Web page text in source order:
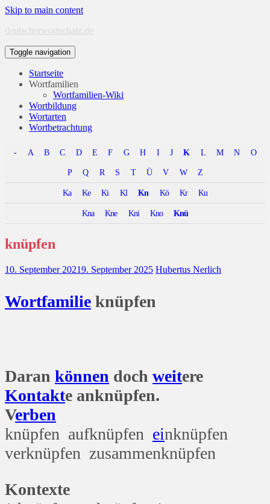
Skip to main content
deutscherwortschatz.de
Toggle navigation
Startseite
Wortfamilien
Wortfamilien-Wiki
Wortbildung
Wortarten
Wortbetrachtung
- A B C D E F G H I J K L M N O
P Q R S T Ü V W Z
Ka Ke Ki Kl Kn Kö Kr Ku
Kna Kne Kni Kno Knü
knüpfen
10. September 20219. September 2025 Hubertus Nerlich
Wortfamilie knüpfen
Daran können doch weitere
Kontakte anknüpfen.
Verben
knüpfen aufknüpfen einknüpfen
verknüpfen zusammenknüpfen
Kontexte